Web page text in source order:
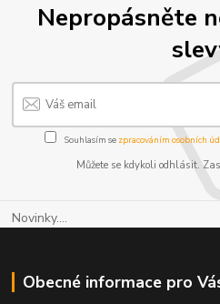
Nepropásněte
Souhlasím se zpracováním osobních
Můžete se kdykoli odhlásit.
Novinky....
Obecné informace pro